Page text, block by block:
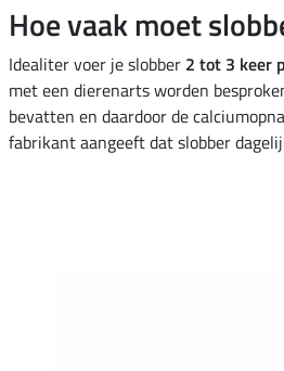
Hoe vaak moet
Idealiter voer je slobber 2 tot 3 keer
met een dierenarts worden
bevatten en daardoor de
fabrikant aangeeft dat slobber